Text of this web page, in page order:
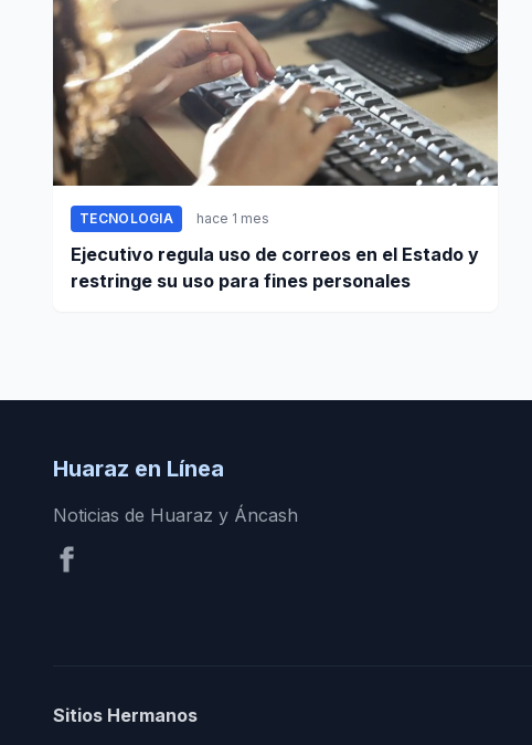
TECNOLOGIA hace 1 mes
Ejecutivo regula uso de correos en el Estado y
restringe su uso para fines personales
Huaraz en Línea
Noticias de Huaraz y Áncash
Sitios Hermanos